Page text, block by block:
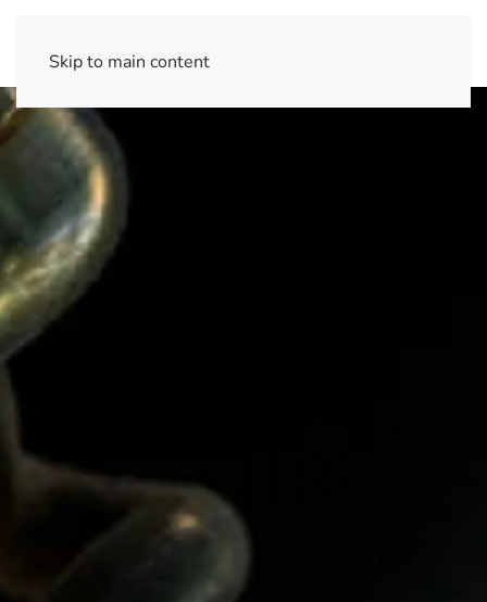
Skip to main content